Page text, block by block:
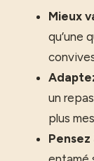
Mieux
qu’une
un
plus